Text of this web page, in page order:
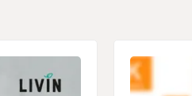
эритроцитов, иммунную
уменьшить усталость и
регулировать